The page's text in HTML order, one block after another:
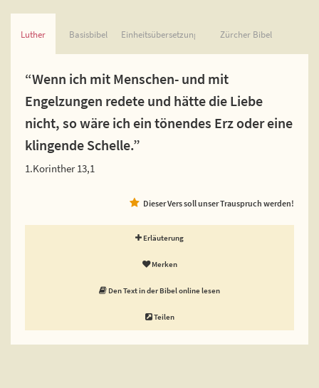
Luther Basisbibel Einheitsübersetzung Zürcher Bibel
“Wenn ich mit Menschen- und mit
Engelzungen redete und hätte die Liebe
nicht, so wäre ich ein tönendes Erz oder eine
klingende Schelle.”
1.Korinther 13,1
Dieser Vers soll unser Trauspruch werden!
Erläuterung
Merken
Den Text in der Bibel online lesen
Teilen